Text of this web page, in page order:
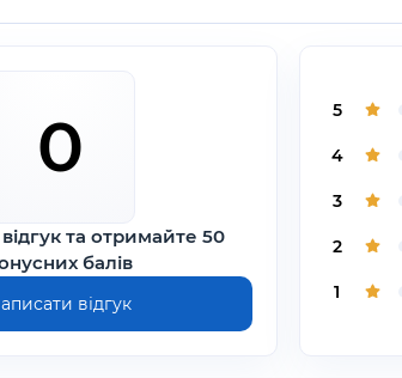
0
та отримайте 50
балів
відгук
5
4
3
2
1